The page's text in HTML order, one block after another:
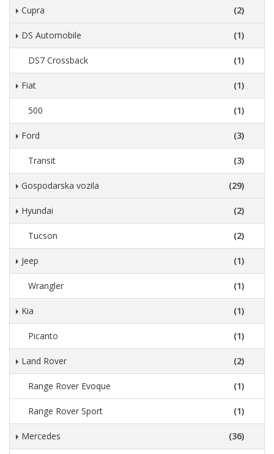
Cupra (2)
DS Automobile (1)
DS7 Crossback (1)
Fiat (1)
500 (1)
Ford (3)
Transit (3)
Gospodarska vozila (29)
Hyundai (2)
Tucson (2)
Jeep (1)
Wrangler (1)
Kia (1)
Picanto (1)
Land Rover (2)
Range Rover Evoque (1)
Range Rover Sport (1)
Mercedes (36)